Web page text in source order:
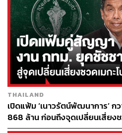
ใช่ครับ ตอนนั้นพอเราชอบวิชาค
วิชาฟิสิกส์ และวิชาทางด้านสาย
รู้สึกสนุก เพราะเวลาเรียนวิทยาศ
คำนวณได้ ทดลองได้
พูดตรงๆ เด็กในยุคนั้น ถ้าเก่งคณิ
เรียนวิศวะ แล้วเราช่างสงสัย ช่า
วิศวะน่าจะเหมาะกับชีวิตเรา ส
ไม่ค่อยได้
THAILAND
เปิดแฟ้ม ‘เนาวรัตน์พัฒนาการ’
868 ล้าน ก่อนถึงจุดเปลี่ยนเสี่ยงช
หนองบอน